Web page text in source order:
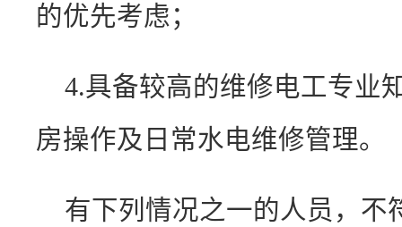
的优先考虑；
4.具备较高的维修电工专业
房操作及日常水电维修管理。
有下列情况之一的人员，不